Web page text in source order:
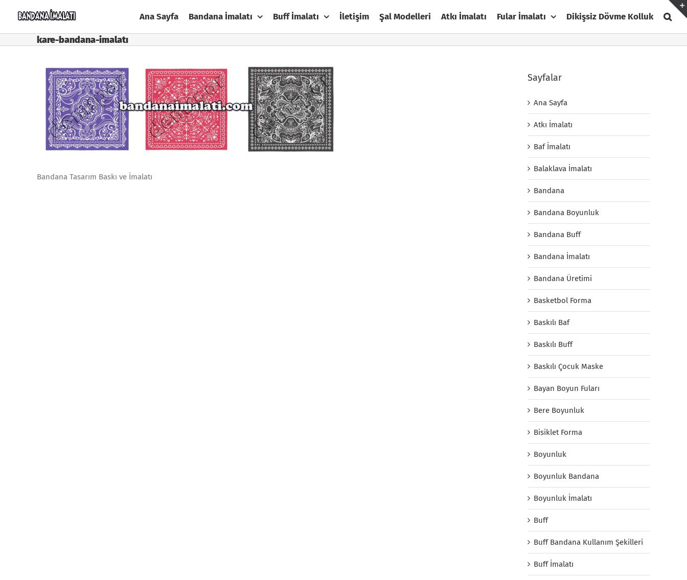
Ana Sayfa Bandana İmalatı Buff İmalatı İletişim Şal Modelleri Atkı İmalatı Fular İmalatı Dikişsiz Dövme Kolluk
kare-bandana-imalatı
Bandana Tasarım Baskı ve İmalatı
Sayfalar
Ana Sayfa
Atkı İmalatı
Baf İmalatı
Balaklava İmalatı
Bandana
Bandana Boyunluk
Bandana Buff
Bandana İmalatı
Bandana Üretimi
Basketbol Forma
Baskılı Baf
Baskılı Buff
Baskılı Çocuk Maske
Bayan Boyun Fuları
Bere Boyunluk
Bisiklet Forma
Boyunluk
Boyunluk Bandana
Boyunluk İmalatı
Buff
Buff Bandana Kullanım Şekilleri
Buff İmalatı